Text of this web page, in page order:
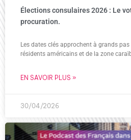
Élections consulaires 2026 : Le
procuration.
Les dates clés approchent à grands
résidents américains et de la zone
EN SAVOIR PLUS »
30/04/2026